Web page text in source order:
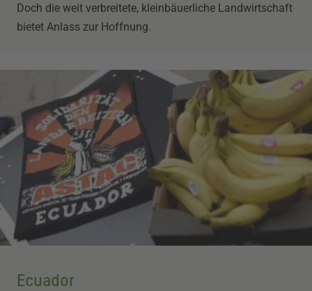
Doch die weit verbreitete, kleinbäuerliche Landwirtschaft
bietet Anlass zur Hoffnung.
Ecuador